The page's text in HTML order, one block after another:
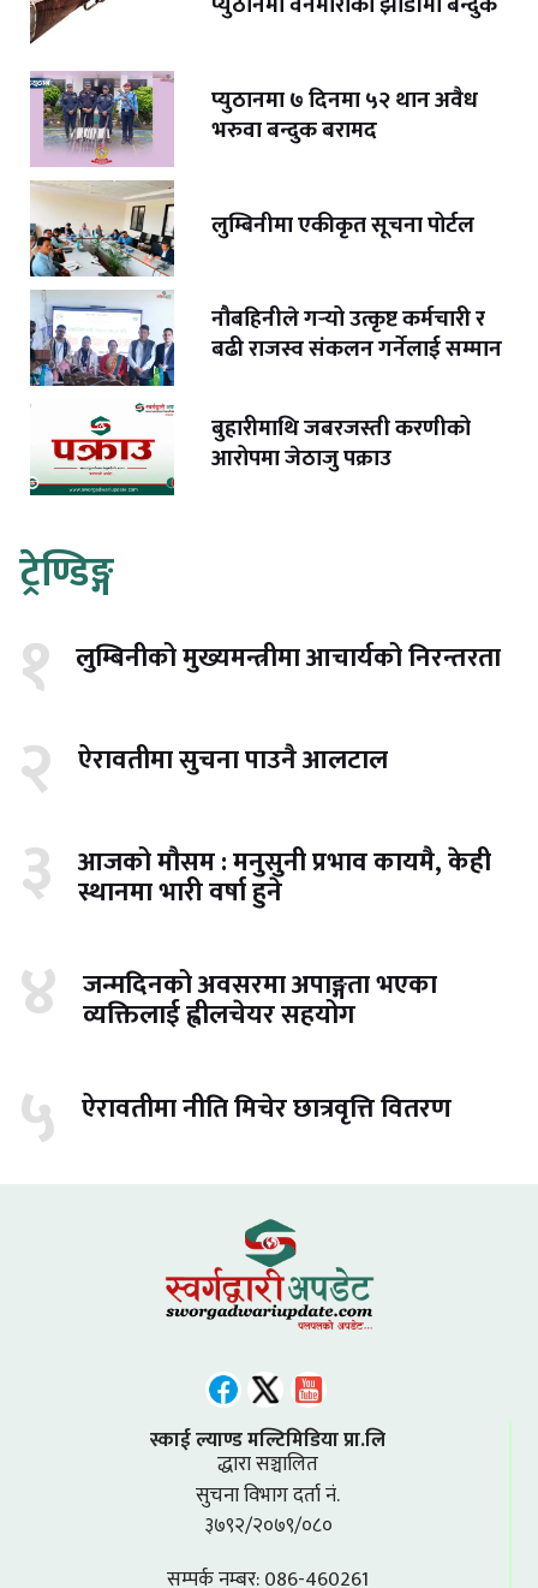
प्युठानमा ७ दिनमा ५२ थान अवैध
भरुवा बन्दुक बरामद
लुम्बिनीमा एकीकृत सूचना पोर्टल
नौबहिनीले गर्‍यो उत्कृष्ट कर्मचारी र
बढी राजस्व संकलन गर्नेलाई सम्मान
बुहारीमाथि जबरजस्ती करणीको
आरोपमा जेठाजु पक्राउ
ट्रेण्डिङ्ग
१ लुम्बिनीको मुख्यमन्त्रीमा आचार्यको निरन्तरता
२ ऐरावतीमा सुचना पाउनै आलटाल
३ आजको मौसम : मनुसुनी प्रभाव कायमै, केही
स्थानमा भारी वर्षा हुने
४ जन्मदिनको अवसरमा अपाङ्गता भएका
व्यक्तिलाई ह्वीलचेयर सहयोग
५ ऐरावतीमा नीति मिचेर छात्रवृत्ति वितरण
स्काई ल्याण्ड मल्टिमिडिया प्रा.लि
द्धारा सञ्चालित
सुचना विभाग दर्ता नं.
३७९२/२०७९/०८०
सम्पर्क नम्बर: 086-460261